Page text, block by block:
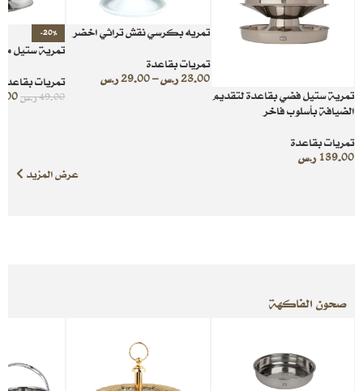
تمرية ستيل فضي بقاعدة لتقديم
الضيافة بأسلوب فاخر
تمريات بقاعدة
139.00 ر.س
تمريه بكرسي نقش تراثي اخضر
تمريات بقاعدة
23.00ر.س–
29.00ر.س
-20%
تمرية ستيل
تمريات بقاعدة
49.00ر.س
عرض المزيد
صحون الفاكهة